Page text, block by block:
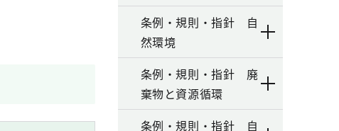
条例・規則・指針 自
然環境
条例・規則・指針 廃
棄物と資源循環
条例・規則・指針 自